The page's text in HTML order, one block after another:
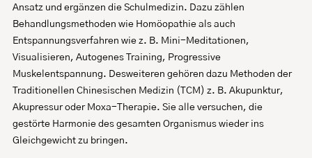
Ansatz und ergänzen die Schulmedizin. Dazu zählen
Behandlungsmethoden wie Homöopathie als auch
Entspannungsverfahren wie z. B. Mini-Meditationen,
Visualisieren, Autogenes Training, Progressive
Muskelentspannung. Desweiteren gehören dazu Methoden der
Traditionellen Chinesischen Medizin (TCM) z. B. Akupunktur,
Akupressur oder Moxa-Therapie. Sie alle versuchen, die
gestörte Harmonie des gesamten Organismus wieder ins
Gleichgewicht zu bringen.